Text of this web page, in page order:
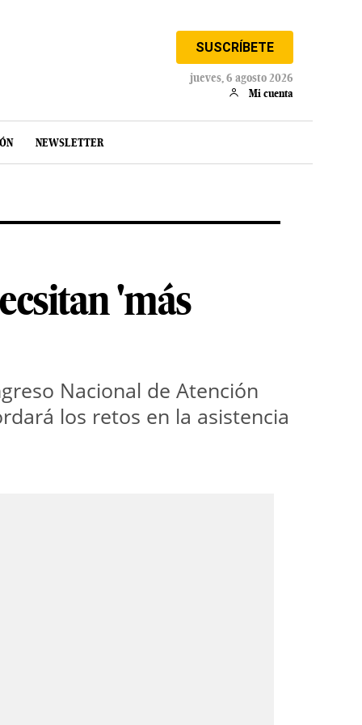
SUSCRÍBETE
jueves, 6 agosto 2026
Mi cuenta
NEWSLETTER
'más
Nacional de Atención
los retos en la asistencia